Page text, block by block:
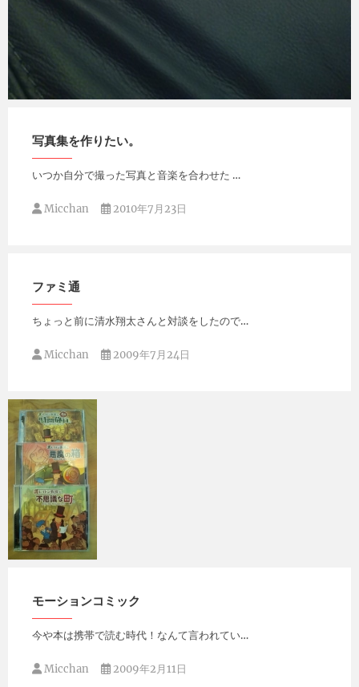
写真集を作りたい。
いつか自分で撮った写真と音楽を合わせた …
Micchan 2010年7月23日
ファミ通
ちょっと前に清水翔太さんと対談をしたので…
Micchan 2009年7月24日
モーションコミック
今や本は携帯で読む時代！なんて言われてい…
Micchan 2009年2月11日